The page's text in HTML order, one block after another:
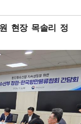
현장 목솔리 정